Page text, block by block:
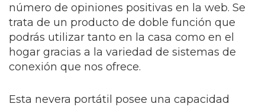
número de opiniones positivas en la web. Se
trata de un producto de doble función que
podrás utilizar tanto en la casa como en el
hogar gracias a la variedad de sistemas de
conexión que nos ofrece.
Esta nevera portátil posee una capacidad